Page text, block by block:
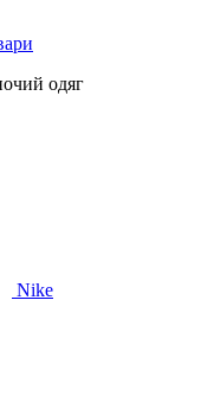
одяг
Nike